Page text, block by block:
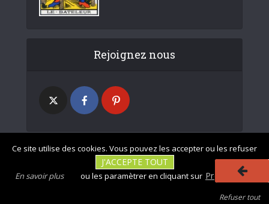
Rejoignez nous
Mentions légales Tous droits réservés - divinatix.com © 2026
Photos non
Politique des cookies|
Ce site utilise des cookies. Vous pouvez les accepter ou les refuser
J'ACCEPTE TOUT
ou les paramètrer en cliquant sur Préférences
En savoir plus
Refuser tout